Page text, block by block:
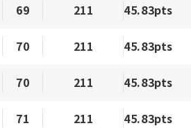
69 211 45.83pts
70 211 45.83pts
70 211 45.83pts
71 211 45.83pts